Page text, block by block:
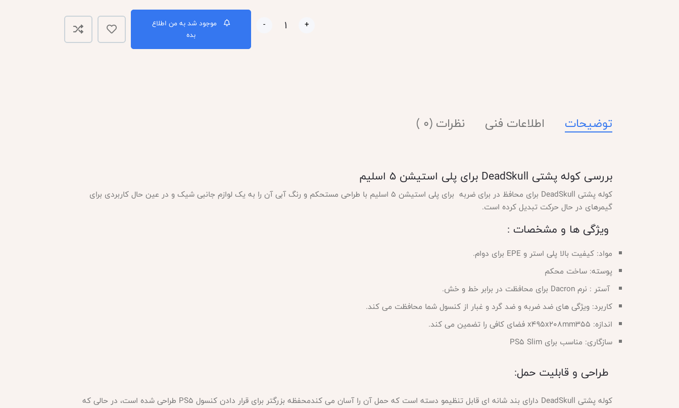
- +
موجود شد به من اطلاع
بده
توضیحات اطلاعات فنی نظرات (0 )
بررسی کوله پشتی
کوله پشتی
DeadSkull برای محافظ در برای ضربه برای پلی استیشن 5 اسلیم با طراحی مستحکم و رنگ آبی آن را به یک لوازم جانبی شیک و در عین حال کاربردی برای
گیمرهای در حال حرکت تبدیل کرده است.
ویژگی ها و مشخصات :
مواد: کیفیت بالا پلی استر و
پوسته: ساخت محکم
آستر : نرم Dacron برای محافظت در برابر خط و خش.
کاربرد: ویژگی های ضد ضربه و ضد گرد و غبار از کنسول شما محافظت می کند.
اندازه: 355
x495x208mm فضای کافی را تضمین می کند.
سازگاری: مناسب برای
طراحی و قابلیت حمل:
کوله پشتی DeadSkull دارای بند شانه ای قابل تنظیمو دسته است که حمل آن را آسان می کندمحفظه بزرگتر برای قرار دادن کنسول PS5 طراحی شده است، در حالی که